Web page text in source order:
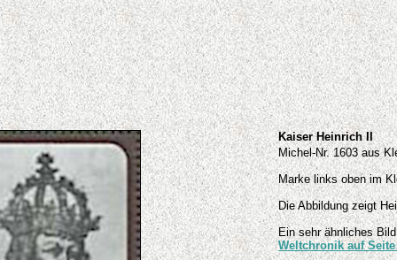
Kaiser Heinrich II
Michel-Nr. 1603 aus
Marke links oben im
Die Abbildung zeigt
Ein sehr ähnliches
Weltchronik auf